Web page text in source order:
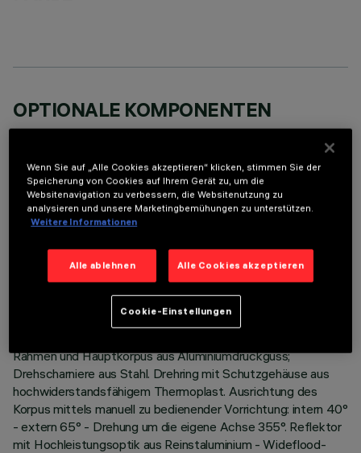
OPTIONALE KOMPONENTEN
TECHNISCHE DATEN
LETZTES UPDATE: 06.08.2026
Einbau-Leuchte mit schwenkbarer, herausziehbarer LED-
Rahmen und Hauptkorpus aus Aluminiumdruckguss;
Drehscharniere aus Stahl. Drehring mit Schutzgehäuse aus
hochwiderstandsfähigem Thermoplast. Ausrichtung des
Korpus mittels manuell zu bedienender Vorrichtung: intern 40°
- extern 65° - Drehung um die eigene Achse 355°. Reflektor
mit Hochleistungsoptik aus Reinstaluminium - Wideflood-
Wenn Sie auf „Alle Cookies akzeptieren“ klicken, stimmen Sie der
Speicherung von Cookies auf Ihrem Gerät zu, um die
Websitenavigation zu verbessern, die Websitenutzung zu
analysieren und unsere Marketingbemühungen zu unterstützen.
Weitere Informationen
Alle ablehnen Alle Cookies akzeptieren
Cookie-Einstellungen